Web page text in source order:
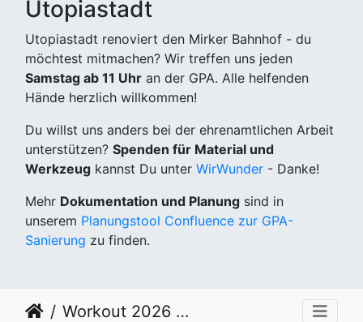
Utopiastadt
Utopiastadt renoviert den Mirker Bahnhof - du
möchtest mitmachen? Wir treffen uns jeden
Samstag ab 11 Uhr an der GPA. Alle helfenden
Hände herzlich willkommen!
Du willst uns anders bei der ehrenamtlichen Arbeit
unterstützen? Spenden für Material und
Werkzeug kannst Du unter WirWunder - Danke!
Mehr Dokumentation und Planung sind in
unserem Planungstool Confluence zur GPA-
Sanierung zu finden.
Workout 2026 KW 12